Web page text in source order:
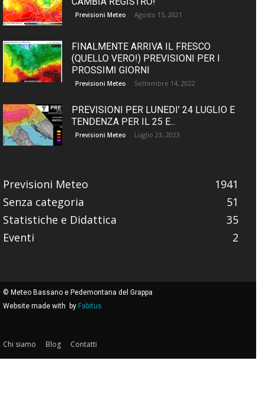
Previsioni Meteo Agosto 15, 2021
FINALMENTE ARRIVA IL FRESCO
(QUELLO VERO!) PREVISIONI PER I
PROSSIMI GIORNI
Previsioni Meteo Settembre 14, 2022
PREVISIONI PER LUNEDI’ 24 LUGLIO E
TENDENZA PER IL 25 E...
Previsioni Meteo Luglio 23, 2023
Previsioni Meteo
1941
Senza categoria
51
Statistiche e Didattica
35
Eventi
2
© Meteo Bassano e Pedemontana del Grappa
Website made with
by Fabitus
Chi siamo Blog Contatti